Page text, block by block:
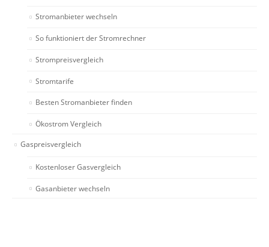
Stromanbieter wechseln
So funktioniert der Stromrechner
Strompreisvergleich
Stromtarife
Besten Stromanbieter finden
Ökostrom Vergleich
Gaspreisvergleich
Kostenloser Gasvergleich
Gasanbieter wechseln